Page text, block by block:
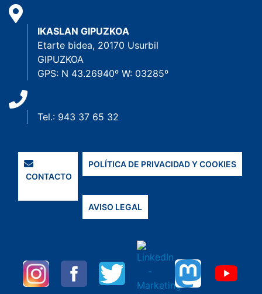
IKASLAN GIPUZKOA
Etarte bidea, 20170 Usurbil
GIPUZKOA
GPS: N 43.26940º W: 03285º
Tel.: 943 37 65 32
CONTACTO
POLÍTICA DE PRIVACIDAD Y COOKIES
AVISO LEGAL